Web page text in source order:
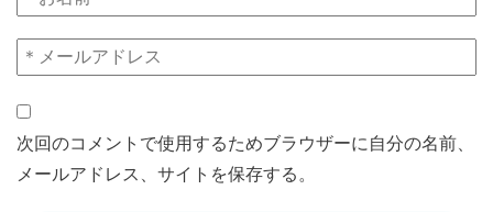
次回のコメントで使用するためブラウザーに自分の名前、
メールアドレス、サイトを保存する。